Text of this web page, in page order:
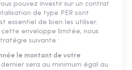
pouvez investir sur un contrat
de type PER sont
essentiel de bien les utiliser.
cette enveloppe limitée, nous
suivante :
le montant de votre
dernier sera au minimum égal au